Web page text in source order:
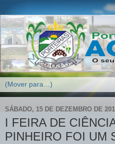
SÁBADO, 15 DE DEZEMBRO DE
I FEIRA DE
PINHEIRO FOI UM